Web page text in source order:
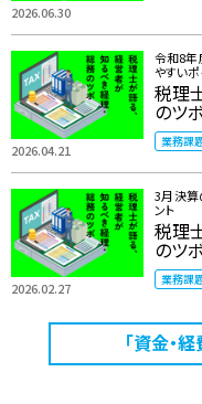
2026.06.30
2026.04.21
令和8年
やすい
税理
のツ
業務課
2026.02.27
3月決
ント
税理
のツ
業務課
「資金・